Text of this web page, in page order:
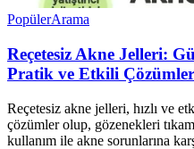
PopülerArama
Reçetesiz Akne Jelleri:
Pratik ve Etkili Çözümler
Reçetesiz akne jelleri, hızlı ve
çözümler olup, gözenekleri
kullanım ile akne sorunlarına